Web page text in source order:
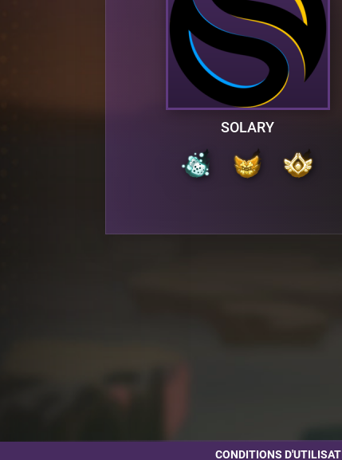
SOLARY
CONDITIONS